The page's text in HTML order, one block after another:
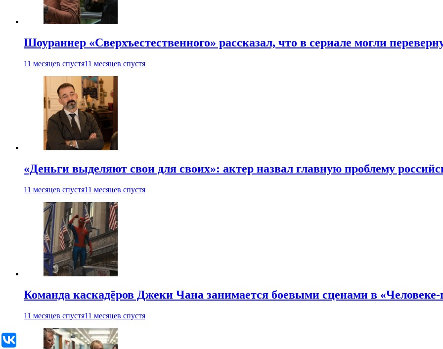
Шоураннер «Сверхъестественного» рассказал, что в сериале могли
11 месяцев спустя11 месяцев спустя
«Деньги выделяют свои для своих»: актер назвал главную проблему
11 месяцев спустя11 месяцев спустя
Команда каскадёров Джеки Чана занимается боевыми сценами в «Человеке-
11 месяцев спустя11 месяцев спустя